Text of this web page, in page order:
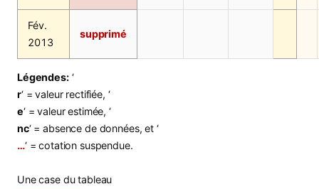
Fév.
2013
supprimé
Légendes:‘
r‘ = valeur rectifiée, ‘
e‘ = valeur estimée, ‘
nc‘ = absence de données, et ‘
…‘ = cotation suspendue.
Une case du tableau